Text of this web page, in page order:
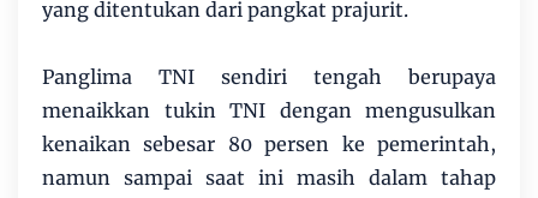
yang ditentukan dari pangkat prajurit.
Panglima TNI sendiri tengah berupaya
menaikkan tukin TNI dengan mengusulkan
kenaikan sebesar 80 persen ke pemerintah,
namun sampai saat ini masih dalam tahap